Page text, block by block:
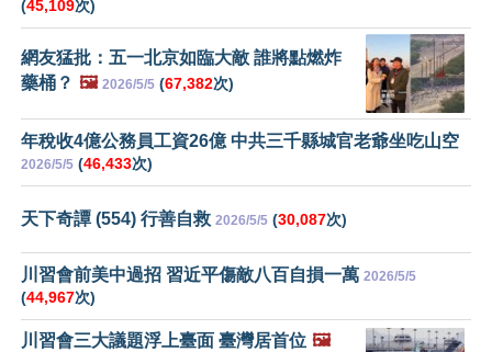
(45,109次)
網友猛批：五一北京如臨大敵 誰將點燃炸
藥桶？ 🖼️ 2026/5/5 (67,382次)
年稅收4億公務員工資26億 中共三千縣城官老爺坐吃山空
2026/5/5 (46,433次)
天下奇譚 (554) 行善自救 2026/5/5 (30,087次)
川習會前美中過招 習近平傷敵八百自損一萬 2026/5/5
(44,967次)
川習會三大議題浮上臺面 臺灣居首位 🖼️